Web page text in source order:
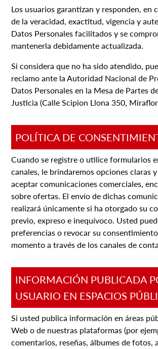
Los usuarios garantizan y responden, en
de la veracidad, exactitud, vigencia y
Datos Personales facilitados y se
mantenerla debidamente actualizada.
Si considera que no ha sido atendido,
reclamo ante la Autoridad Nacional de
Datos Personales en la Mesa de Partes
Justicia (Calle Scipion Llona 350,
POLÍTICA DE
Cuando se registre o utilice formularios
canales, le brindaremos opciones claras
aceptar comunicaciones comerciales,
sobre ofertas. El envío de dichas
realizará únicamente si ha otorgado su
previo, expreso e inequívoco. Usted
preferencias o revocar su
momento a través de los canales de
INFORMACIÓN PUBLICADA
USUARIO EN ESPACIOS
Si usted publica información en áreas
Web o de nuestras plataformas (por
comentarios, reseñas, álbumes de fotos,